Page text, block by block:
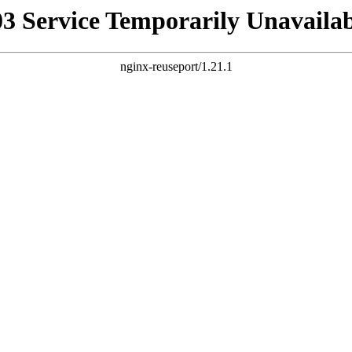
Service Temporarily
nginx-reuseport/1.21.1